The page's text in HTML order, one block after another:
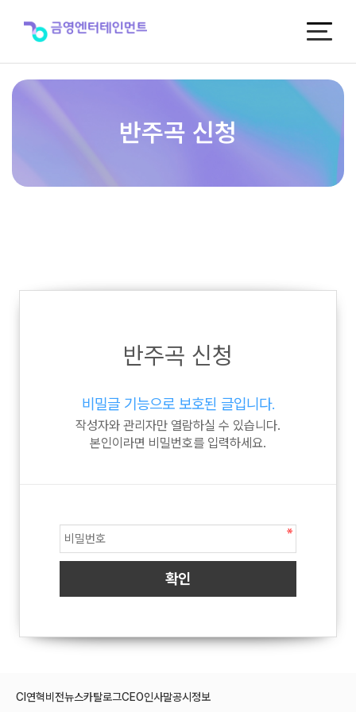
반주곡 신청
반주곡 신청
비밀글 기능으로 보호된 글입니다.
작성자와 관리자만 열람하실 수 있습니다.
본인이라면 비밀번호를 입력하세요.
CI 연혁비전뉴스카탈로그CEO인사말공시정보